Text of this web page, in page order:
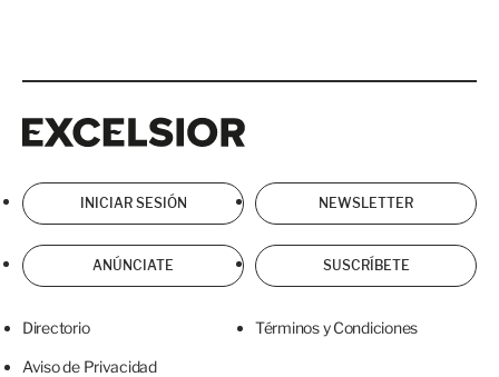
INICIAR SESIÓN NEWSLETTER
ANÚNCIATE SUSCRÍBETE
Directorio Términos y Condiciones
Aviso de Privacidad